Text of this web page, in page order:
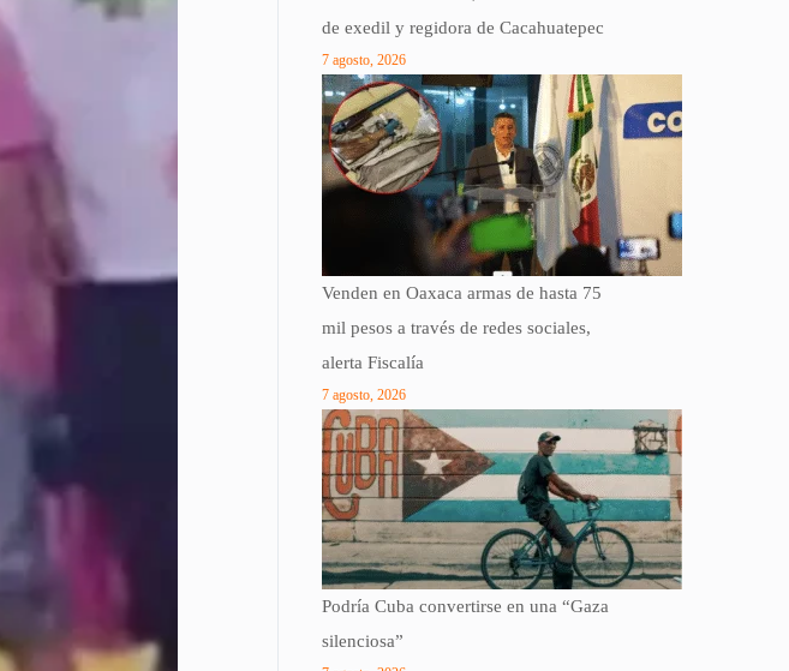
de exedil y regidora de Cacahuatepec
7 agosto, 2026
Venden en Oaxaca armas de hasta 75
mil pesos a través de redes sociales,
alerta Fiscalía
7 agosto, 2026
Podría Cuba convertirse en una “Gaza
silenciosa”